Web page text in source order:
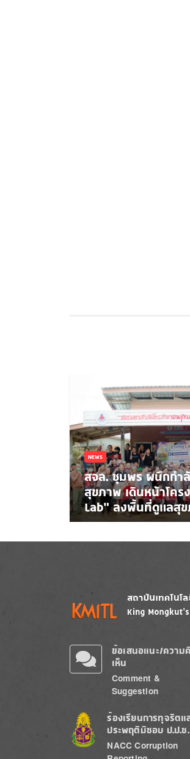
NEWS
สจล. ชุมพร ผนึกกำ
สุขภาพ เดินหน้าโคร
Lab” ลงพื้นที่ดูแลสุ
Image Image
ข้อเสนอแนะ/ความ
เห็น
Comment &
Suggestion
Image
ร้องเรียนการทุจริตแ
ประพฤติมิชอบ ป.ป.ช.
NACC Corruption